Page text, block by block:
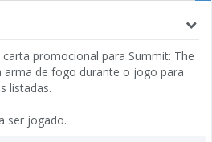
promocional para Summit: The
arma de fogo durante o jogo para
listadas.
ser jogado.